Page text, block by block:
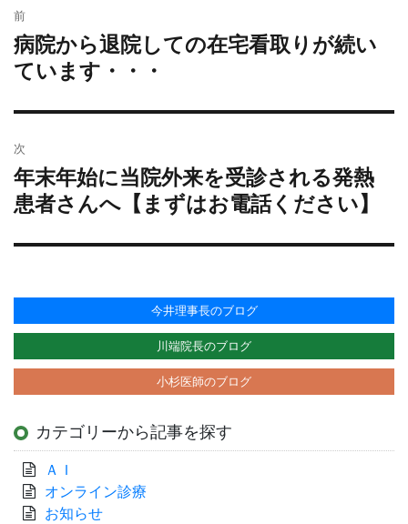
日:
リ
ー
稿
ナ
ビ
シ
ョ
ン
前
過
去
の
投
病院から退院しての在宅看取りが続い
ています・・・
次
次
の
投
稿:
年末年始に当院外来を受診される発熱
患者さんへ【まずはお電話ください】
今井理事長のブログ
川端院長のブログ
小杉医師のブログ
カテゴリーから記事を探す
ＡＩ
オンライン診療
お知らせ